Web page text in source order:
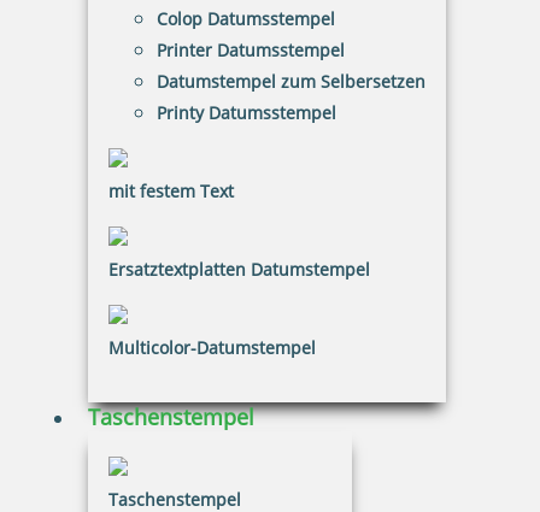
Colop Datumsstempel
Printer Datumsstempel
Datumstempel zum Selbersetzen
Printy Datumsstempel
mit festem Text
Ersatztextplatten Datumstempel
Multicolor-Datumstempel
Taschenstempel
Taschenstempel
Eco-Printy mit Text: beglaubigte Abschrift
20,26 €
inkl. 20.00 % Mwst.
Eco-Printy mit Text: Betrag dankend erhalten